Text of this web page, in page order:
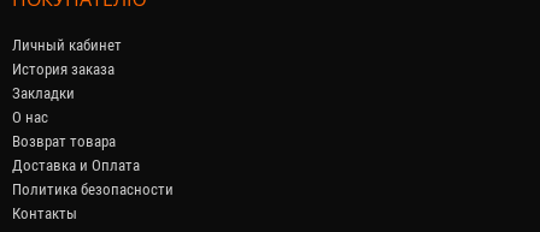
Личный кабинет
История заказа
Закладки
О нас
Возврат товара
Доставка и Оплата
Политика безопасности
Контакты